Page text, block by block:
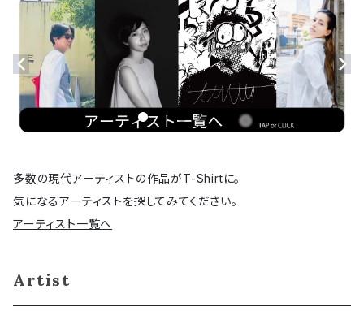
多数の現代アーティストの作品がT-Shirtに。
気になるアーティストを探してみてください。
アーティスト一覧へ
Artist